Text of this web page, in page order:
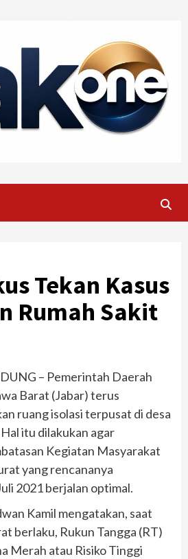
Tekan Kasus
Rumah Sakit
– Pemerintah Daerah
Barat (Jabar) terus
ruang isolasi terpusat di desa
itu dilakukan agar
Kegiatan Masyarakat
yang rencananya
2021 berjalan optimal.
Kamil mengatakan, saat
berlaku, Rukun Tangga (RT)
Merah atau Risiko Tinggi